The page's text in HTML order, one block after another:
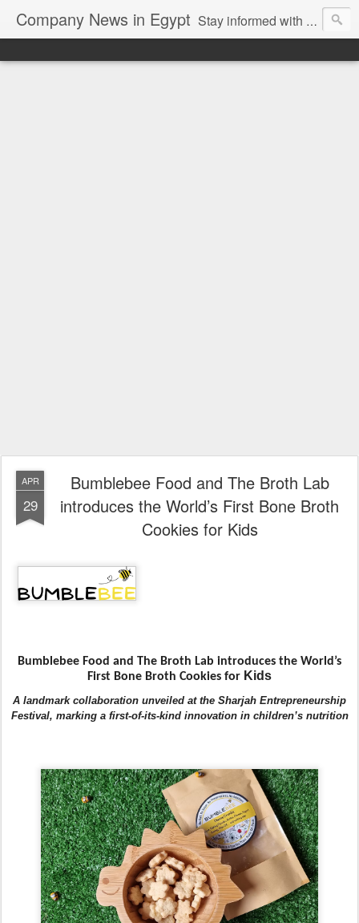
Company News in Egypt Stay informed with the latest company news and developments in Egypt and the region through our unbiased and direct news platform. Our blog publishes press releases and news directly from companies and their PR agencies, giving you a clear and unfiltered view of the industry. Make informed decisions with our easy to follow and clutter-free approach to company news.
APR
29
Bumblebee Food and The Broth Lab
introduces the World’s First Bone Broth
Cookies for Kids
Bumblebee Food and The Broth Lab introduces the World’s
First Bone Broth Cookies for Kids
A landmark collaboration unveiled at the Sharjah Entrepreneurship
Festival, marking a first-of-its-kind innovation in children’s nutrition